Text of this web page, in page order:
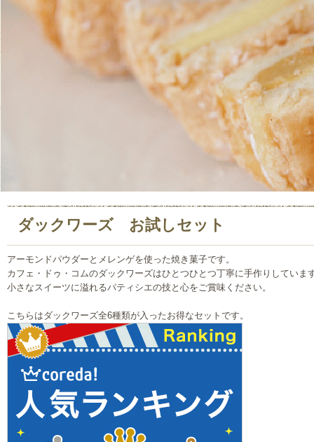
ダックワーズ お試しセット
アーモンドパウダーとメレンゲを使った焼き菓子です。
カフェ・ドゥ・コムのダックワーズはひとつひとつ丁寧に手作りしていま
小さなスイーツに溢れるパティシエの技と心をご賞味ください。
こちらはダックワーズ全6種類が入ったお得なセットです。